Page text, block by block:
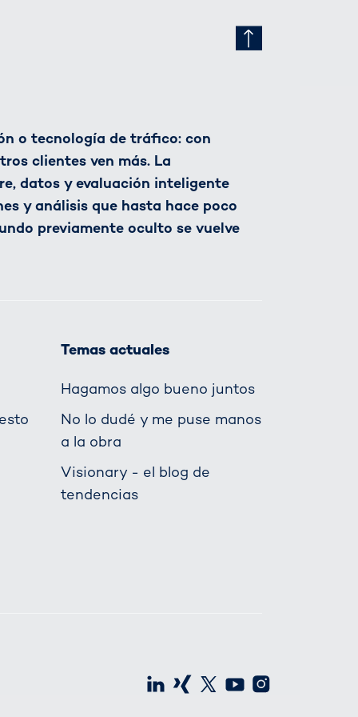
o tecnología de tráfico: con
clientes ven más. La
datos y evaluación inteligente
y análisis que hasta hace poco
previamente oculto se vuelve
Temas actuales
Hagamos algo bueno juntos
No lo dudé y me puse manos
a la obra
Visionary - el blog de
tendencias
LinkedIn
Xing X